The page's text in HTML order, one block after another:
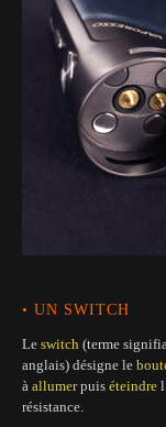
• UN SWITCH
Le switch (terme
anglais) désigne le
à allumerpuis éteindre
résistance.